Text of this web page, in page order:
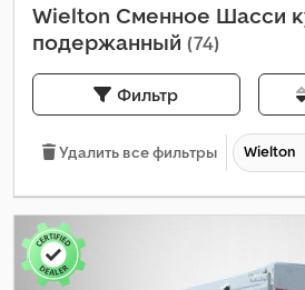
Wielton Сменное Шасси
подержанный (74)
Фильтр
Удалить все фильтры Wielton